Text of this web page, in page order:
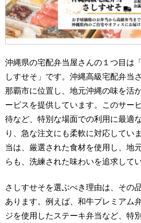
沖縄県の宅配弁当屋さんの１つ目は
しすせそ」です。沖縄高級宅配弁当
那覇市に位置し、地元沖縄の味を活
ービスを提供しています。このサー
待など、特別な場面での利用に最適
り、急な注文にも柔軟に対応してい
当は、厳選された食材を使用し、地
らも、洗練された味わいを追求してい
さしすせそを選ぶべき理由は、その
あります。例えば、和牛プレミアム
ジを使用したステーキ弁当など、特